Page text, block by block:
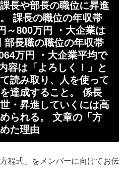
長や部長の職位に昇進
課長の職位の年収帯
～800万円 ・大企業は
部長職の職位の年収帯
万円 ・大企業平均で
容は「よろしく！」と
読み取り、人を使って
達成すること。 係長
・昇進していくには高
られる。 文章の「方
た理由
程式」をメンバーに向けてお伝